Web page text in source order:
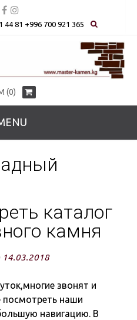
44 81 +996 700 921 365
(0)
каталог
камня
14.03.2018
звонят и
посмотреть наши
навигацию. В